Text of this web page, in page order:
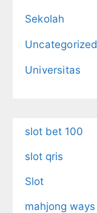
Sekolah
Uncategorized
Universitas
slot bet 100
slot qris
Slot
mahjong ways